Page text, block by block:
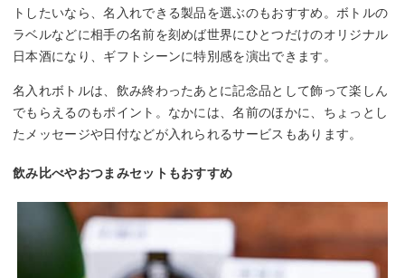
トしたいなら、名入れできる製品を選ぶのもおすすめ。ボトルの
ラベルなどに相手の名前を刻めば世界にひとつだけのオリジナル
日本酒になり、ギフトシーンに特別感を演出できます。
名入れボトルは、飲み終わったあとに記念品として飾って楽しん
でもらえるのもポイント。なかには、名前のほかに、ちょっとし
たメッセージや日付などが入れられるサービスもあります。
飲み比べやおつまみセットもおすすめ